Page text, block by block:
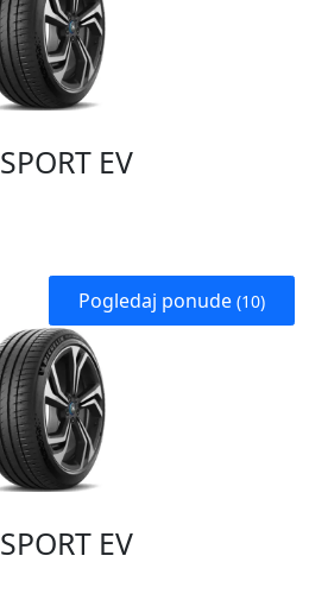
EV
Pogledaj ponude (10)
EV